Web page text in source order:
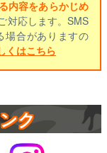
内容をあらかじめ
対応します。SMS
場合がありますの
くはこちら
ク